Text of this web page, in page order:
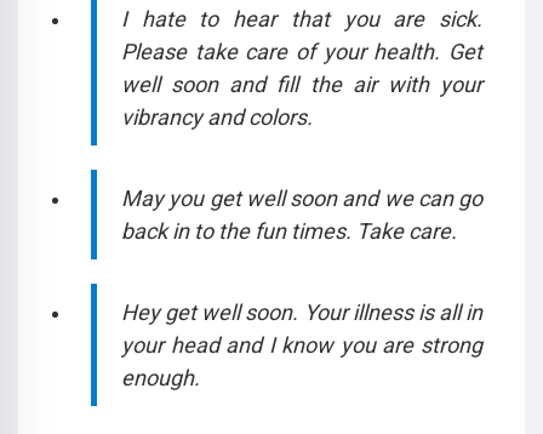
I hate to hear that you are sick.
Please take care of your health. Get
well soon and fill the air with your
vibrancy and colors.
May you get well soon and we can go
back in to the fun times. Take care.
Hey get well soon. Your illness is all in
your head and I know you are strong
enough.